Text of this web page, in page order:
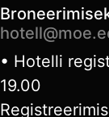
• Hotelli
19.00